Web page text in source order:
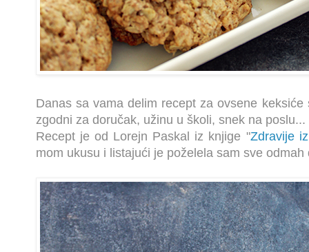
Danas sa vama delim recept za ovsene
zgodni za doručak, užinu u školi, snek na poslu...
Recept je od Lorejn Paskal iz knjige "Zdravije
mom ukusu i listajući je poželela sam sve odmah